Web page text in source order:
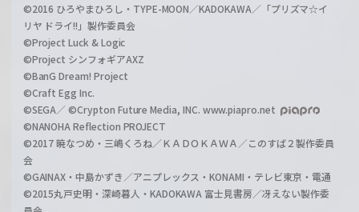
©2016 ひろやまひろし・TYPE-MOON／KADOKAWA／「プリズマ☆イ
リヤ ドライ!!」製作委員会
©Project Luck & Logic
©Project シンフォギアAXZ
©BanG Dream! Project
©Craft Egg Inc.
©SEGA／ ©Crypton Future Media, INC. www.piapro.net
©NANOHA Reflection PROJECT
©2017 暁なつめ・三嶋くろね／ＫＡＤＯＫＡＷＡ／このすば２製作委員
会
©GAINAX・中島かずき／アニプレックス・KONAMI・テレビ東京・電通
©2015丸戸史明・深崎暮人・KADOKAWA 富士見書房／冴えない製作委